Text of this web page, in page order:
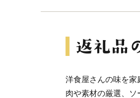
洋食屋さんの味を家
肉や素材の厳選、